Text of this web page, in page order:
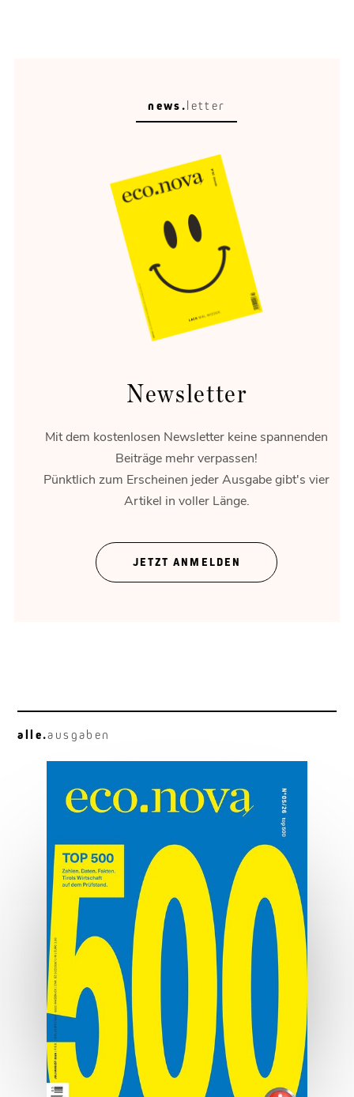
Energie-Wende
Flexibilität ist das Gold der Energiewende.
Unternehmen brauchen Raum.
Neugier vor Genialität
MEHR ERFAHREN
news.letter
Newsletter
Mit dem kostenlosen Newsletter keine spannenden
Beiträge mehr verpassen!
Pünktlich zum Erscheinen jeder Ausgabe gibt's vier
Artikel in voller Länge.
JETZT ANMELDEN
alle.ausgaben